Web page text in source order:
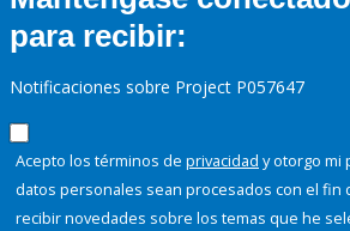
para recibir:
Notificaciones sobre Project P057647
Acepto los términos de privacidad y otorgo mi
datos personales sean procesados con el fin
recibir novedades sobre los temas que he